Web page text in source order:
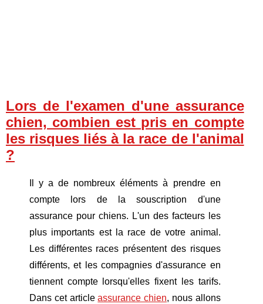
Lors de l'examen d'une assurance
chien, combien est pris en compte
les risques liés à la race de l'animal
?
Il y a de nombreux éléments à prendre en
compte lors de la souscription d'une
assurance pour chiens. L'un des facteurs les
plus importants est la race de votre animal.
Les différentes races présentent des risques
différents, et les compagnies d'assurance en
tiennent compte lorsqu'elles fixent les tarifs.
Dans cet articleassurance chien, nous allons